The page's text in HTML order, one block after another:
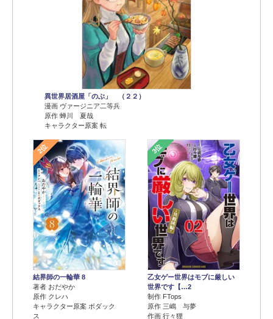
異世界居酒屋「のぶ」 （２２）
漫画 ヴァージニア二等兵
原作 蝉川 夏哉
キャラクター原案 転
2位
結界師の一輪華 8
著者 おだやか
原作 クレハ
キャラクター原案 ボダック
ス
3位
乙女ゲー世界はモブに厳しい
世界です【…2
制作 FTops
原作 三嶋 与夢
作画 行々狸